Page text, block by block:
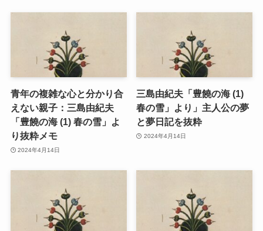
青年の複雑な心と分かり合
えない親子：三島由紀夫
「豊饒の海 (1) 春の雪」よ
り抜粋メモ
2024年4月14日
三島由紀夫「豊饒の海 (1)
春の雪」より」主人公の夢
と夢日記を抜粋
2024年4月14日